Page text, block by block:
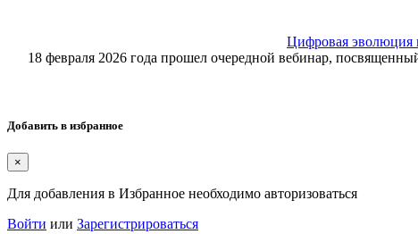
Цифровая эволюция
18 февраля 2026 года прошел очередной вебинар,
Добавить в избранное
×
Для добавления в Избранное необходимо авторизоваться
Войти или Зарегистрироваться